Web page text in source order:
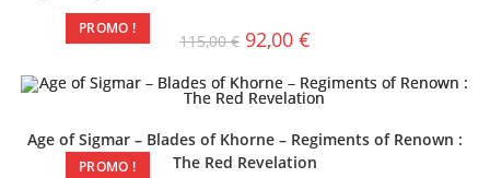
PROMO !
115,00€ 92,00 €
PROMO !
Age of Sigmar – Blades of Khorne – Regiments of Renown :
The Red Revelation